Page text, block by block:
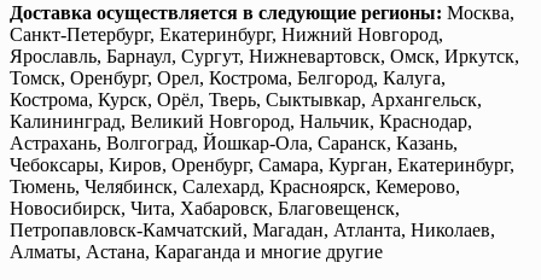
Доставка осуществляется в следующие регионы: Москва,
Санкт-Петербург, Екатеринбург, Нижний Новгород,
Ярославль, Барнаул, Сургут, Нижневартовск, Омск, Иркутск,
Томск, Оренбург, Орел, Кострома, Белгород, Калуга,
Кострома, Курск, Орёл, Тверь, Сыктывкар, Архангельск,
Калининград, Великий Новгород, Нальчик, Краснодар,
Астрахань, Волгоград, Йошкар-Ола, Саранск, Казань,
Чебоксары, Киров, Оренбург, Самара, Курган, Екатеринбург,
Тюмень, Челябинск, Салехард, Красноярск, Кемерово,
Новосибирск, Чита, Хабаровск, Благовещенск,
Петропавловск-Камчатский, Магадан, Атланта, Николаев,
Алматы, Астана, Караганда и многие другие